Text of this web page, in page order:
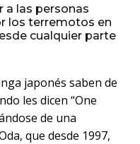
a las personas
los terremotos en
cualquier parte
japonés saben de
les dicen “One
de una
que desde 1997,